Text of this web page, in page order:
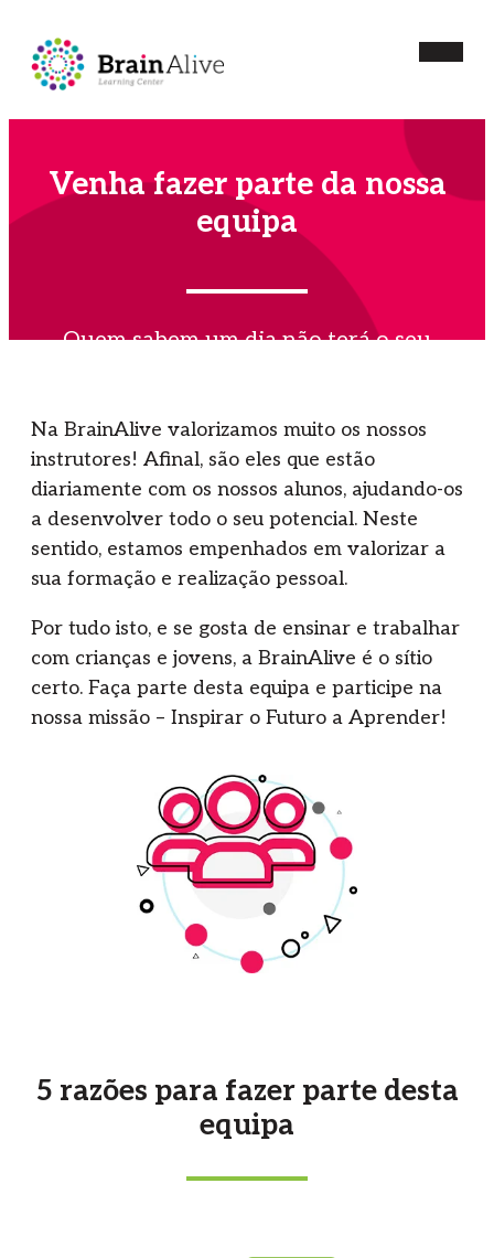
Venha fazer parte da nossa
equipa
Quem sabem um dia não terá o seu
Na BrainAlive valorizamos muito os nossos
instrutores! Afinal, são eles que estão
diariamente com os nossos alunos, ajudando-os
a desenvolver todo o seu potencial. Neste
sentido, estamos empenhados em valorizar a
sua formação e realização pessoal.
Por tudo isto, e se gosta de ensinar e trabalhar
com crianças e jovens, a BrainAlive é o sítio
certo. Faça parte desta equipa e participe na
nossa missão – Inspirar o Futuro a Aprender!
5 razões para fazer parte desta
equipa